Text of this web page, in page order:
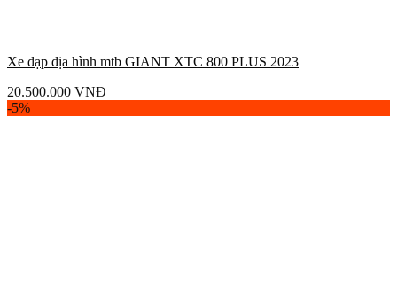
Xe đạp địa hình mtb GIANT XTC 800 PLUS 2023
20.500.000 VNĐ
-5%